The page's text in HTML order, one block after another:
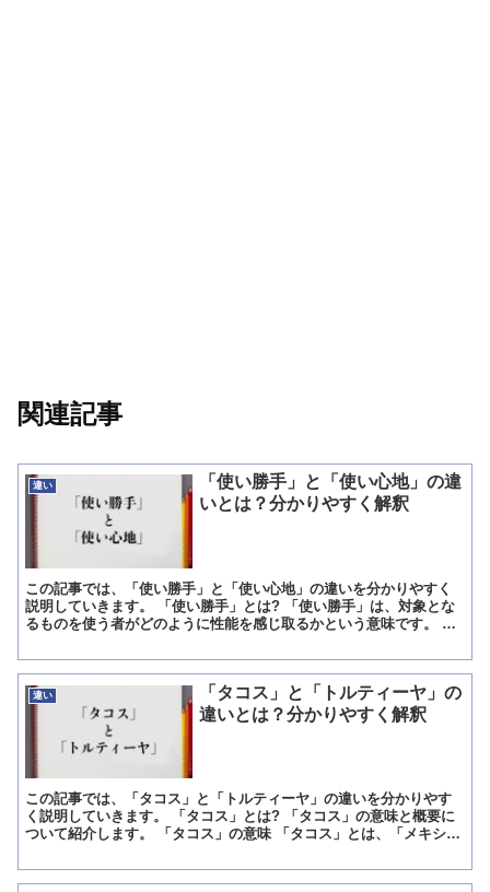
関連記事
違い
「使い勝手」と「使い心地」の違
いとは？分かりやすく解釈
この記事では、「使い勝手」と「使い心地」の違いを分かりやすく
説明していきます。 「使い勝手」とは? 「使い勝手」は、対象とな
るものを使う者がどのように性能を感じ取るかという意味です。 そ
違い
「タコス」と「トルティーヤ」の
違いとは？分かりやすく解釈
この記事では、「タコス」と「トルティーヤ」の違いを分かりやす
く説明していきます。 「タコス」とは? 「タコス」の意味と概要に
ついて紹介します。 「タコス」の意味 「タコス」とは、「メキシコ